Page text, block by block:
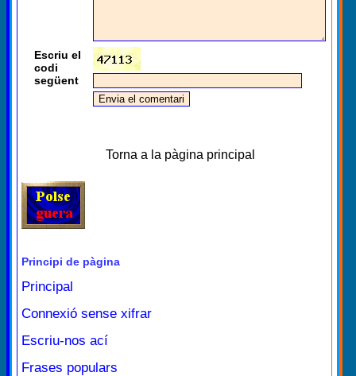
Escriu el
codi
següent
Torna a la pàgina principal
Principi de pàgina
Principal
Connexió sense xifrar
Escriu-nos ací
Frases populars